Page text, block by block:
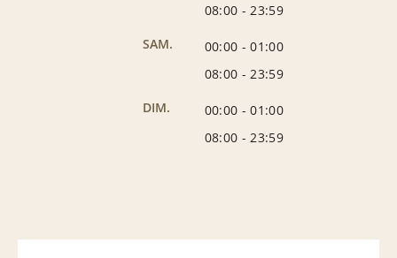
08:00 - 23:59
SAM.
00:00 -01:00
08:00 - 23:59
DIM.
00:00 -01:00
08:00 - 23:59